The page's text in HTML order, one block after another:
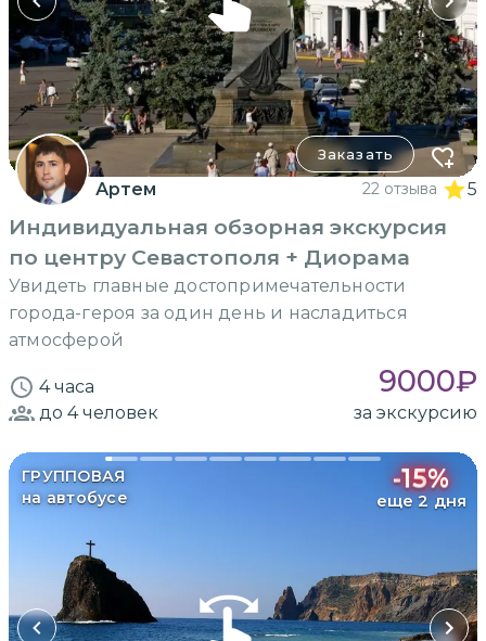
Заказать
Артем 22 отзыва 5
Индивидуальная обзорная экскурсия
по центру Севастополя + Диорама
Увидеть главные достопримечательности
города-героя за один день и насладиться
атмосферой
4 часа 9000₽
до 4человек за экскурсию
ГРУППОВАЯ
на автобусе
-15%
еще 2 дня